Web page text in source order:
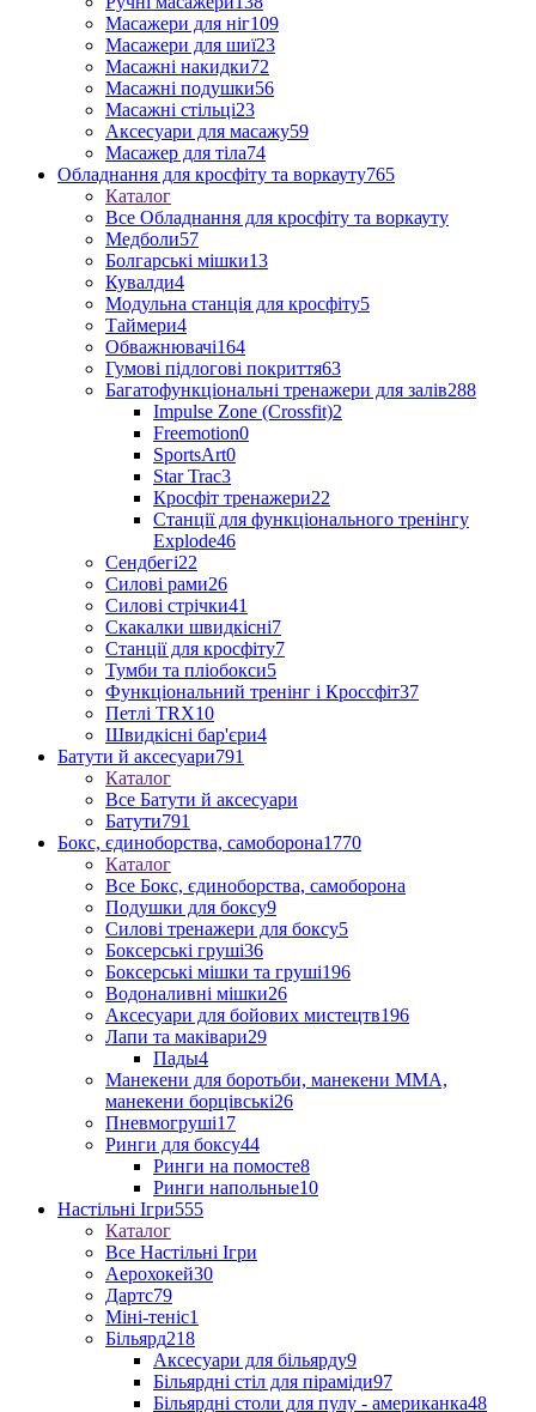
Масажери для ніг109
Масажери для шиї23
Масажні накидки72
Масажні подушки56
Масажні стільці23
Аксесуари для масажу59
Масажер для тіла74
Обладнання для кросфіту та воркауту765
Каталог
Все Обладнання для кросфіту та воркауту
Медболи57
Болгарські мішки13
Кувалди4
Модульна станція для кросфіту5
Таймери4
Обважнювачі164
Гумові підлогові покриття63
Багатофункціональні тренажери для залів288
Impulse Zone (Crossfit)2
Freemotion0
SportsArt0
Star Trac3
Кросфіт тренажери22
Станції для функціонального тренінгу
Explode46
Сендбегі22
Силові рами26
Силові стрічки41
Скакалки швидкісні7
Станції для кросфіту7
Тумби та пліобокси5
Функціональний тренінг і Кроссфіт37
Петлі TRX10
Швидкісні бар'єри4
Батути й аксесуари791
Каталог
Все Батути й аксесуари
Батути791
Бокс, єдиноборства, самоборона1770
Каталог
Все Бокс, єдиноборства, самоборона
Подушки для боксу9
Силові тренажери для боксу5
Боксерські груші36
Боксерські мішки та груші196
Водоналивні мішки26
Аксесуари для бойових мистецтв196
Лапи та маківари29
Пады4
Манекени для боротьби, манекени ММА,
манекени борцівські26
Пневмогруші17
Ринги для боксу44
Ринги на помосте8
Ринги напольные10
Настільні Ігри555
Каталог
Все Настільні Ігри
Аерохокей30
Дартс79
Міні-теніс1
Більярд218
Аксесуари для більярду9
Більярдні стіл для піраміди97
Більярдні столи для пулу - американка48